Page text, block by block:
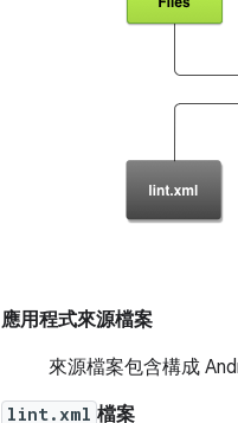
應用程式來源檔案
來源檔案包含構成
lint.xml 檔案